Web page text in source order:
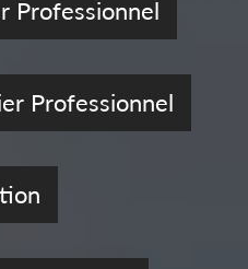
Professionnel
Professionnel